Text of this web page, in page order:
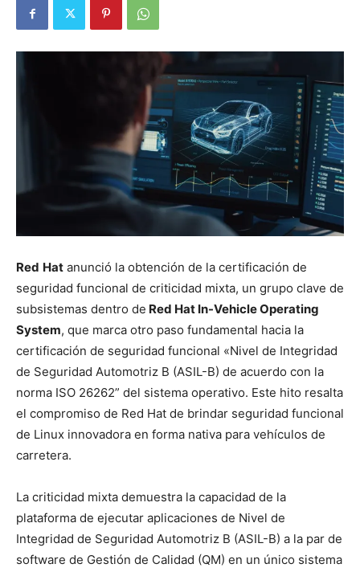
Red Hat anunció la obtención de la certificación de
seguridad funcional de criticidad mixta, un grupo clave de
subsistemas dentro de Red Hat In-Vehicle Operating
System, que marca otro paso fundamental hacia la
certificación de seguridad funcional «Nivel de Integridad
de Seguridad Automotriz B (ASIL-B) de acuerdo con la
norma ISO 26262” del sistema operativo. Este hito resalta
el compromiso de Red Hat de brindar seguridad funcional
de Linux innovadora en forma nativa para vehículos de
carretera.
La criticidad mixta demuestra la capacidad de la
plataforma de ejecutar aplicaciones de Nivel de
Integridad de Seguridad Automotriz B (ASIL-B) a la par de
software de Gestión de Calidad (QM) en un único sistema